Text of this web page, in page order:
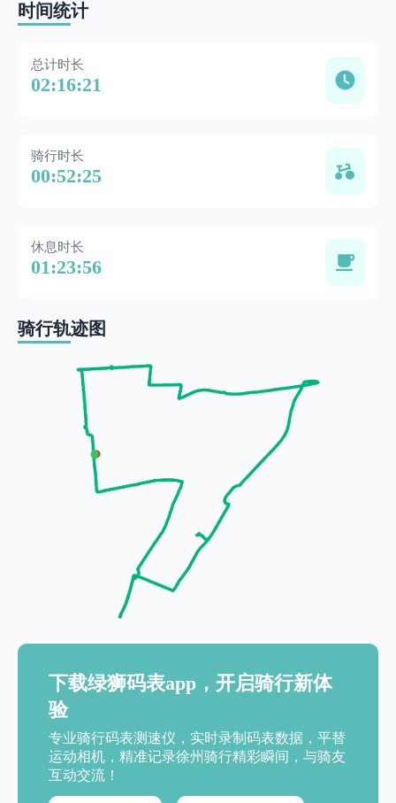
时间统计
总计时长
02:16:21
骑行时长
00:52:25
休息时长
01:23:56
骑行轨迹图
下载绿狮码表app，开启骑行新体
验
专业骑行码表测速仪，实时录制码表数据，平替
运动相机，精准记录徐州骑行精彩瞬间，与骑友
互动交流！